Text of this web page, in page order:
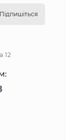
Підпишіться
12